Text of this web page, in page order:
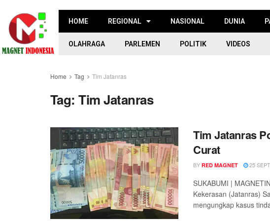
HOME REGIONAL NASIONAL DUNIA
OLAHRAGA PARLEMEN POLITIK VIDEOS
Home Tag Tim Jatanras
Tag:Tim Jatanras
Tim Jatanras
Curat
BY RED MAGNET 25
SUKABUMI |
Kekerasan (Jatanras)
mengungkap kasus